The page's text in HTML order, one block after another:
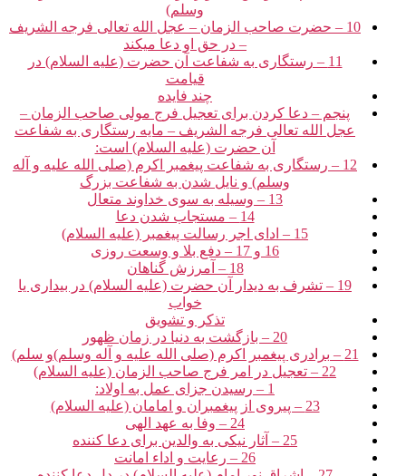
وسلم)
10 – حضرت صاحب الزمان – عجل الله تعالی فرجه الشریف
– در حق او دعا می‏کند
11 – رستگاری به شفاعت آن حضرت (علیه السلام) در
قیامت‏
چند فایده‏
پنجم – دعا کردن برای تعجیل فرج مولی صاحب الزمان –
عجل الله تعالی فرجه الشریف – مایه رستگاری به شفاعت
آن حضرت (علیه السلام) است:
12 – رستگاری به شفاعت پیغمبر اکرم (صلی الله علیه و آله
وسلم) و نایل شدن به شفاعت بزرگ‏
13 – وسیله به سوی خداوند متعال‏
14 – مستجاب شدن دعا
15 – ادای اجر رسالت پیغمبر (علیه السلام)
16 و 17 – دفع بلا و وسعت روزی‏
18 – آمرزش گناهان‏
19 – تشرف به دیدار آن حضرت (علیه السلام) در بیداری یا
خواب‏
تذکر و تشویق‏
20 – بازگشت به دنیا در زمان ظهور
21 – برادری پیغمبر اکرم (صلی الله علیه و آله وسلم)و سلم)
22 – تعجیل در امر فرج صاحب الزمان (علیه السلام)
1 – رسیدن جزای عمل به اولاد:
23 – پیروی از پیغمبران و امامان (علیه السلام)
24 – وفا به عهد الهی‏
25 – آثار نیکی به والدین برای دعا کننده‏
26 – رعایت و اداء امانت‏